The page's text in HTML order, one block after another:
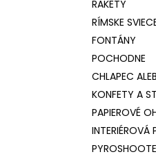
RAKETY
RÍMSKE
FONTÁNY
POCHODNE
CHLAPEC
KONFETY A
PAPIEROVÉ
INTERIÉROVÁ
SVADOBNÁ
PREMIUM
€200